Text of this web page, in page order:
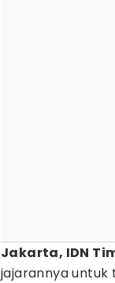
Jakarta, IDN
jajarannya untuk